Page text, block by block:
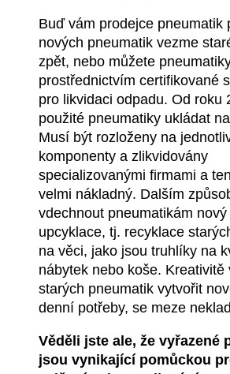
Buď vám prodejce pneumatik
nových pneumatik vezme
zpět, nebo můžete
prostřednictvím certifikované
pro likvidaci odpadu. Od roku
použité pneumatiky ukládat
Musí být rozloženy na
komponenty a zlikvidovány
specializovanými firmami a
velmi nákladný. Dalším
vdechnout pneumatikám
upcyklace, tj. recyklace
na věci, jako jsou truhlíky na
nábytek nebo koše. Kreativitě
starých pneumatik vytvořit
denní potřeby, se meze
Věděli jste ale, že vyřazené
jsou vynikající pomůckou